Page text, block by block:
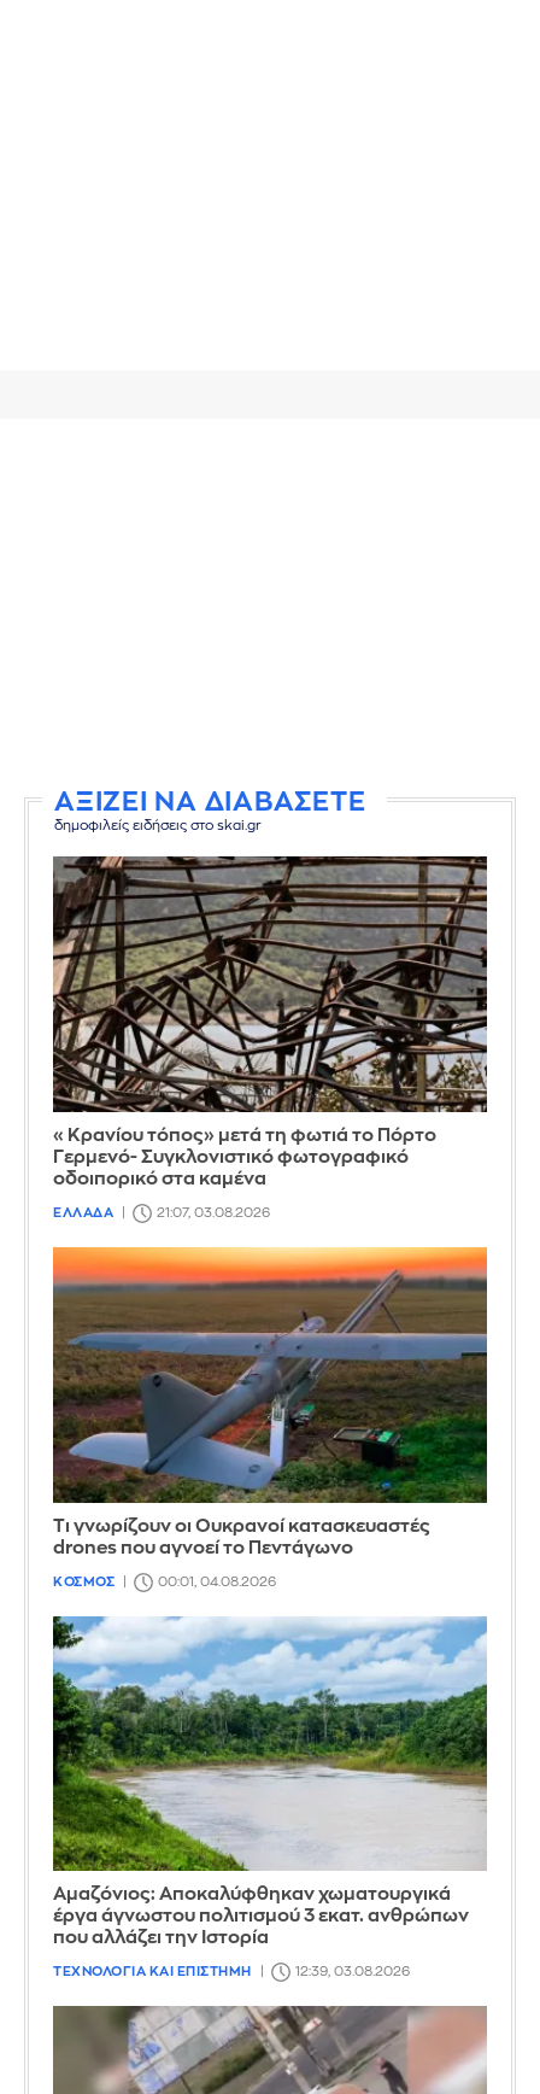
ΑΞΙΖΕΙ ΝΑ ΔΙΑΒΑΣΕΤΕ
δημοφιλείς ειδήσεις στο skai.gr
«Κρανίου τόπος» μετά τη φωτιά το Πόρτο
Γερμενό- Συγκλονιστικό φωτογραφικό
οδοιπορικό στα καμένα
ΕΛΛΑΔΑ 21:07, 03.08.2026
Τι γνωρίζουν οι Ουκρανοί κατασκευαστές
drones που αγνοεί το Πεντάγωνο
ΚΟΣΜΟΣ 00:01, 04.08.2026
Αμαζόνιος: Αποκαλύφθηκαν χωματουργικά
έργα άγνωστου πολιτισμού 3 εκατ. ανθρώπων
που αλλάζει την Iστορία
ΤΕΧΝΟΛΟΓΙΑ ΚΑΙ ΕΠΙΣΤΗΜΗ 12:39, 03.08.2026